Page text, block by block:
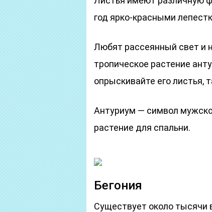
год ярко-красными
Любят рассеянный свет и
тропическое растение
опрыскивайте его листья,
Антуриум — символ
растение для спальни.
Бегония
Существует около тысячи